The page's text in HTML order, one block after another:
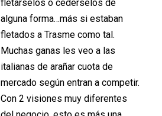
fletarselos o cederselos de
alguna forma…más si estaban
fletados a Trasme como tal.
Muchas ganas les veo a las
italianas de arañar cuota de
mercado según entran a competir.
Con 2 visiones muy diferentes